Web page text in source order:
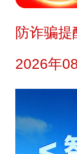
防诈骗
2026年